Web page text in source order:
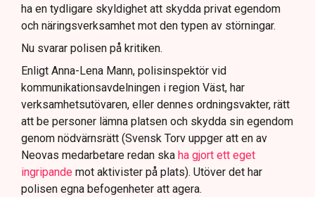
ha en tydligare skyldighet att skydda privat egendom
och näringsverksamhet mot den typen av störningar.
Nu svarar polisen på kritiken.
Enligt Anna-Lena Mann, polisinspektör vid
kommunikationsavdelningen i region Väst, har
verksamhetsutövaren, eller dennes ordningsvakter, rätt
att be personer lämna platsen och skydda sin egendom
genom nödvärnsrätt (Svensk Torv uppger att en av
Neovas medarbetare redan ska ha gjort ett eget
ingripande mot aktivister på plats). Utöver det har
polisen egna befogenheter att agera.